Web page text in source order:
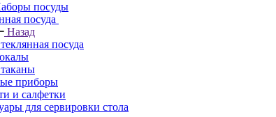
посуды
посуда
Назад
посуда
приборы
и салфетки
для сервировки стола